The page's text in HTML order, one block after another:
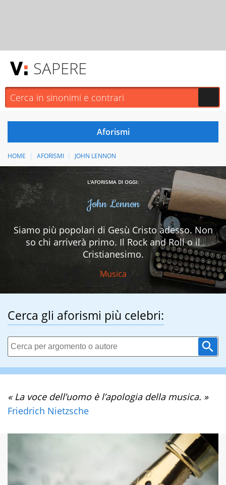
SAPERE
HOME AFORISMI JOHN LENNON
L'AFORISMA DI OGGI:
John Lennon
Siamo più popolari di Gesù Cristo adesso. Non
so chi arriverà primo. Il Rock and Roll o il
Cristianesimo.
Musica
Cerca gli aforismi più celebri:
« La voce dell’uomo è l’apologia della musica. »
Friedrich Nietzsche